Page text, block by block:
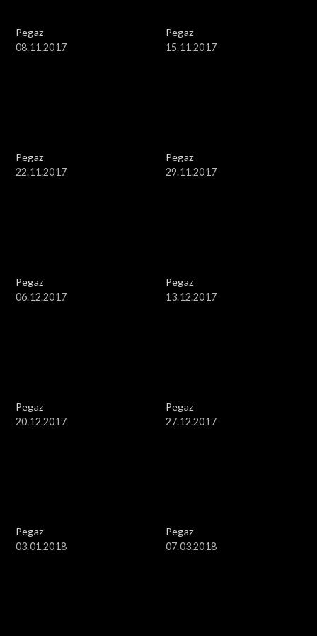
Pegaz
08.11.2017
Pegaz
15.11.2017
Pegaz
22.11.2017
Pegaz
29.11.2017
Pegaz
06.12.2017
Pegaz
13.12.2017
Pegaz
20.12.2017
Pegaz
27.12.2017
Pegaz
03.01.2018
Pegaz
07.03.2018